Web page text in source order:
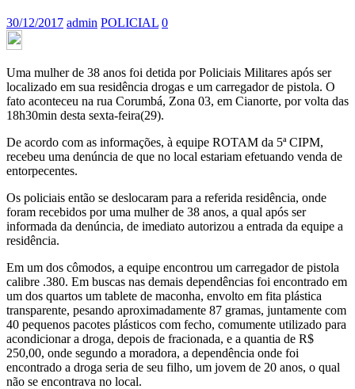
30/12/2017 admin POLICIAL 0
Uma mulher de 38 anos foi detida por Policiais Militares após ser
localizado em sua residência drogas e um carregador de pistola. O
fato aconteceu na rua Corumbá, Zona 03, em Cianorte, por volta das
18h30min desta sexta-feira(29).
De acordo com as informações, à equipe ROTAM da 5ª CIPM,
recebeu uma denúncia de que no local estariam efetuando venda de
entorpecentes.
Os policiais então se deslocaram para a referida residência, onde
foram recebidos por uma mulher de 38 anos, a qual após ser
informada da denúncia, de imediato autorizou a entrada da equipe a
residência.
Em um dos cômodos, a equipe encontrou um carregador de pistola
calibre .380. Em buscas nas demais dependências foi encontrado em
um dos quartos um tablete de maconha, envolto em fita plástica
transparente, pesando aproximadamente 87 gramas, juntamente com
40 pequenos pacotes plásticos com fecho, comumente utilizado para
acondicionar a droga, depois de fracionada, e a quantia de R$
250,00, onde segundo a moradora, a dependência onde foi
encontrado a droga seria de seu filho, um jovem de 20 anos, o qual
não se encontrava no local.